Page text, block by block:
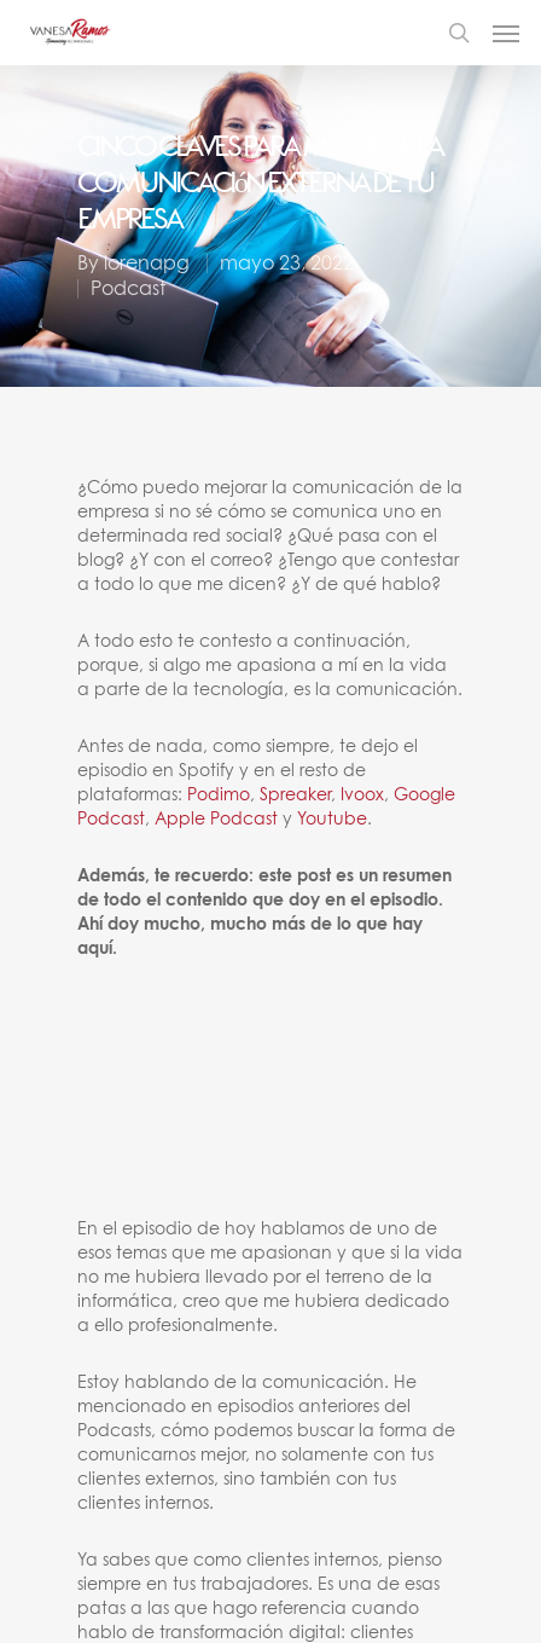
Cinco Claves Para Mejorar La
Comunicación Externa De Tu
Empresa
Bylorenapg
mayo 23, 2022
Podcast
¿Cómo puedo mejorar la comunicación de la
empresa si no sé cómo se comunica uno en
determinada red social? ¿Qué pasa con el
blog? ¿Y con el correo? ¿Tengo que contestar
a todo lo que me dicen? ¿Y de qué hablo?
A todo esto te contesto a continuación,
porque, si algo me apasiona a mí en la vida
a parte de la tecnología, es la comunicación.
Antes de nada, como siempre, te dejo el
episodio en Spotify y en el resto de
plataformas: Podimo,Spreaker, Ivoox,Google
Podcast,Apple Podcast y Youtube.
Además, te recuerdo: este post es un resumen
de todo el contenido que doy en el episodio.
Ahí doy mucho, mucho más de lo que hay
aquí.
En el episodio de hoy hablamos de uno de
esos temas que me apasionan y que si la vida
no me hubiera llevado por el terreno de la
informática, creo que me hubiera dedicado
a ello profesionalmente.
Estoy hablando de la comunicación. He
mencionado en episodios anteriores del
Podcasts, cómo podemos buscar la forma de
comunicarnos mejor, no solamente con tus
clientes externos, sino también con tus
clientes internos.
Ya sabes que como clientes internos, pienso
siempre en tus trabajadores. Es una de esas
patas a las que hago referencia cuando
hablo de transformación digital: clientes